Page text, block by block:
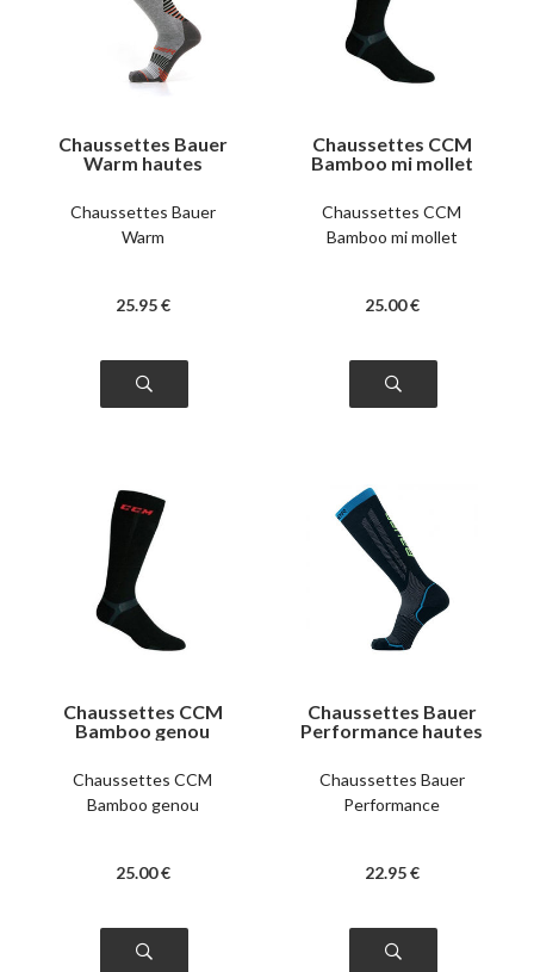
Chaussettes Bauer
Warm hautes
Chaussettes Bauer
Warm
25.95 €
Chaussettes CCM
Bamboo mi mollet
Chaussettes CCM
Bamboo mi mollet
25.00 €
Chaussettes CCM
Bamboo genou
Chaussettes CCM
Bamboo genou
25.00 €
Chaussettes Bauer
Performance hautes
Chaussettes Bauer
Performance
22.95 €